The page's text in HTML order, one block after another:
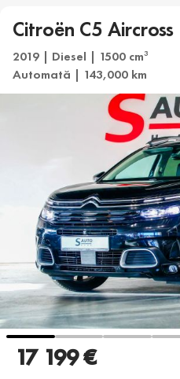
Citroën C5 Aircross
2019 | Diesel | 1500 cm3
Automată | 143,000 km
17 199 €